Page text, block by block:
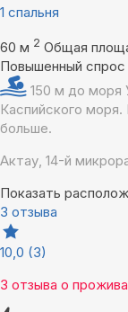
1 спальня
60 м 2 Общая
Повышенный спрос
150 м до моря
Каспийского
больше.
Актау, 14-й
Показать
3 отзыва
10,0 (3)
3 отзыва о